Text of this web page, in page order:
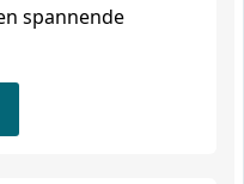
spannende